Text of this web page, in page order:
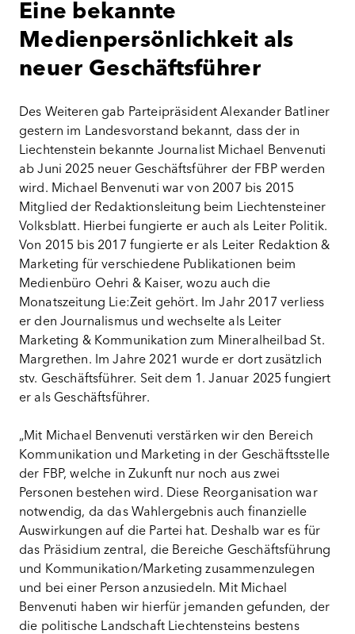
Eine bekannte
Medienpersönlichkeit als
neuer Geschäftsführer
Des Weiteren gab Parteipräsident Alexander Batliner
gestern im Landesvorstand bekannt, dass der in
Liechtenstein bekannte Journalist Michael Benvenuti
ab Juni 2025 neuer Geschäftsführer der FBP werden
wird. Michael Benvenuti war von 2007 bis 2015
Mitglied der Redaktionsleitung beim Liechtensteiner
Volksblatt. Hierbei fungierte er auch als Leiter Politik.
Von 2015 bis 2017 fungierte er als Leiter Redaktion &
Marketing für verschiedene Publikationen beim
Medienbüro Oehri & Kaiser, wozu auch die
Monatszeitung Lie:Zeit gehört. Im Jahr 2017 verliess
er den Journalismus und wechselte als Leiter
Marketing & Kommunikation zum Mineralheilbad St.
Margrethen. Im Jahre 2021 wurde er dort zusätzlich
stv. Geschäftsführer. Seit dem 1. Januar 2025 fungiert
er als Geschäftsführer.
„Mit Michael Benvenuti verstärken wir den Bereich
Kommunikation und Marketing in der Geschäftsstelle
der FBP, welche in Zukunft nur noch aus zwei
Personen bestehen wird. Diese Reorganisation war
notwendig, da das Wahlergebnis auch finanzielle
Auswirkungen auf die Partei hat. Deshalb war es für
das Präsidium zentral, die Bereiche Geschäftsführung
und Kommunikation/Marketing zusammenzulegen
und bei einer Person anzusiedeln. Mit Michael
Benvenuti haben wir hierfür jemanden gefunden, der
die politische Landschaft Liechtensteins bestens